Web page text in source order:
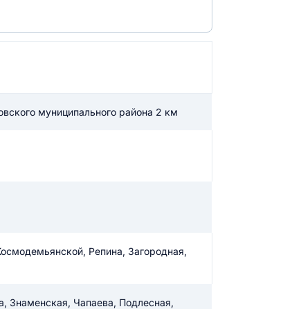
муниципального района 2 км
Репина, Загородная,
Знаменская, Чапаева, Подлесная,